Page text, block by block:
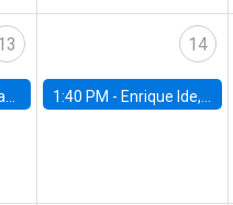
14
1:40 PM - Enrique Ide, IESE